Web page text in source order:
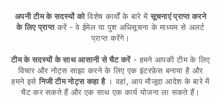
अपनी टीम के सदस्यों कोविशेष कार्यों के बारे मेंसूचनाएं प्राप्त करने
के लिए प्राप्तकरें - वे ईमेल या पुश अधिसूचना के माध्यम से अलर्ट
प्राप्त करेंगे।
टीम के सदस्यों के साथ आसानी से चैट करें- हमने आपकी टीम के लिए
विचार और नोट्स साझा करने के लिए एक इंटरफ़ेस बनाया है और
हमने इसेनिजी टीम नोट्स कहा है। वहां, आप मौजूदा आदेश के बारे में
चैट कर सकते हैं और एक साथ एक कार्य योजना ला सकते हैं।